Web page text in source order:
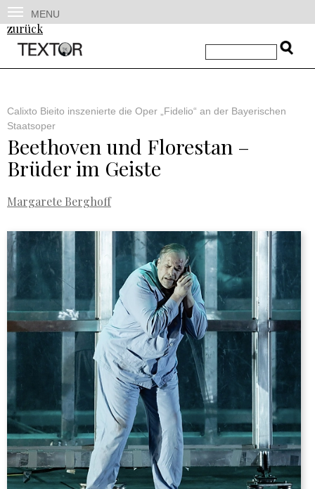
MENU
zurück
Calixto Bieito inszenierte die Oper „Fidelio“ an der Bayerischen
Staatsoper
Beethoven und Florestan –
Brüder im Geiste
Margarete Berghoff